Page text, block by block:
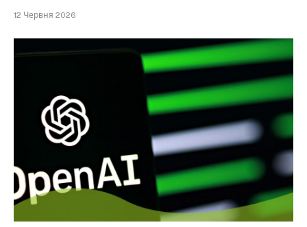
12 Червня 2026